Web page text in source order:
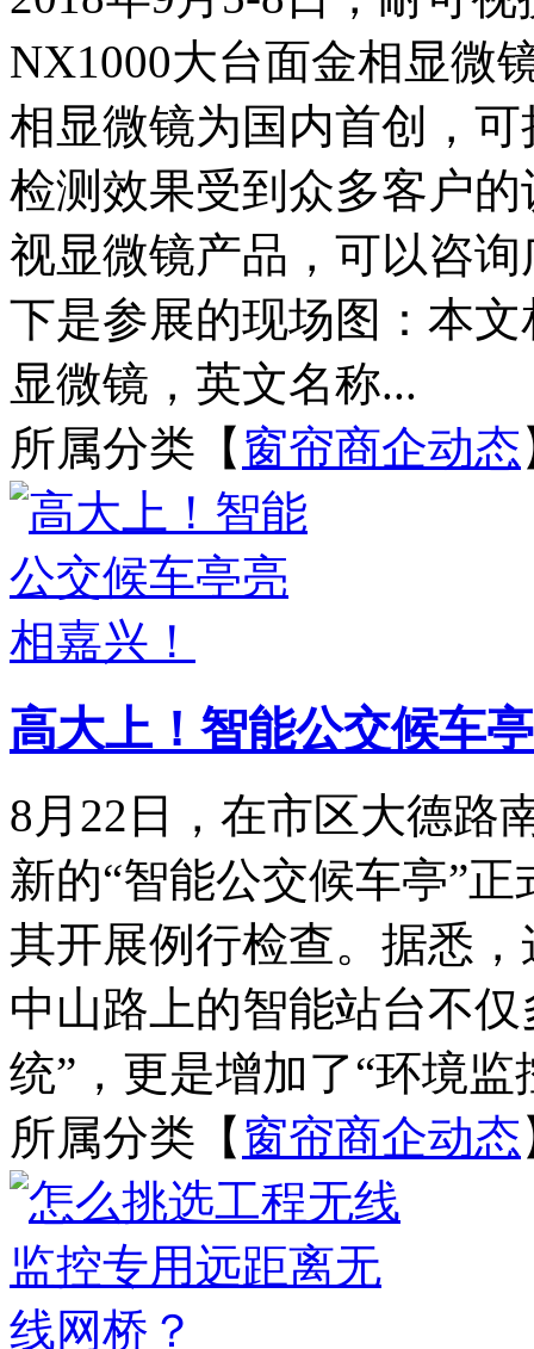
NX1000大台面金相显微
相显微镜为国内首创，
检测效果受到众多客户
视显微镜产品，可以咨
下是参展的现场图：本
显微镜，英文名称...
所属分类【 窗帘商企动态
高大上！智能公交候车
8月22日，在市区大德路
新的“智能公交候车亭”
其开展例行检查。据悉
中山路上的智能站台不
统”，更是增加了“环境监
所属分类【 窗帘商企动态